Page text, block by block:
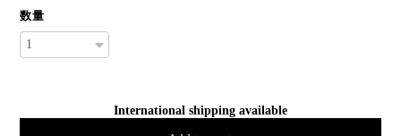
数量
International shipping available